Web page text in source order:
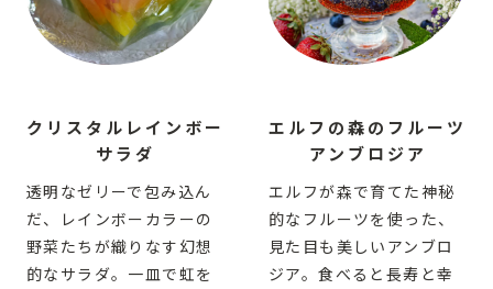
クリスタルレインボー
サラダ
透明なゼリーで包み込ん
だ、レインボーカラーの
野菜たちが織りなす幻想
的なサラダ。一皿で虹を
エルフの森のフルーツ
アンブロジア
エルフが森で育てた神秘
的なフルーツを使った、
見た目も美しいアンブロ
ジア。食べると長寿と幸